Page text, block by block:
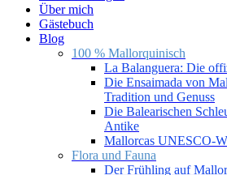
Über mich
Gästebuch
Blog
100 % Mallorquinisch
La Balanguera: Die
Die Ensaimada von
Tradition und Genuss
Die Balearischen
Antike
Mallorcas UNESCO-
Flora und Fauna
Der Frühling auf